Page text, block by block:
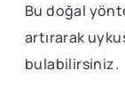
Bu doğal
artırarak
bulabilirsiniz.